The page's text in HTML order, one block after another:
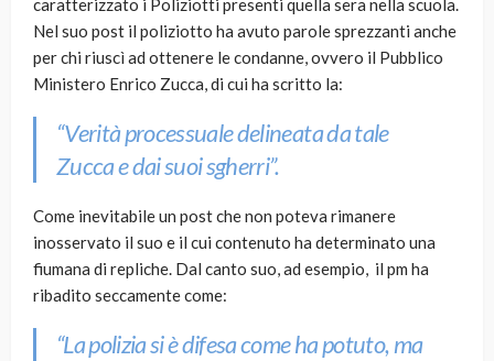
caratterizzato i Poliziotti presenti quella sera nella scuola.
Nel suo post il poliziotto ha avuto parole sprezzanti anche
per chi riuscì ad ottenere le condanne, ovvero il Pubblico
Ministero Enrico Zucca, di cui ha scritto la:
“Verità processuale delineata da tale
Zucca e dai suoi sgherri”.
Come inevitabile un post che non poteva rimanere
inosservato il suo e il cui contenuto ha determinato una
fiumana di repliche. Dal canto suo, ad esempio, il pm ha
ribadito seccamente come:
“La polizia si è difesa come ha potuto, ma